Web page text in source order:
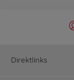
Direktlinks